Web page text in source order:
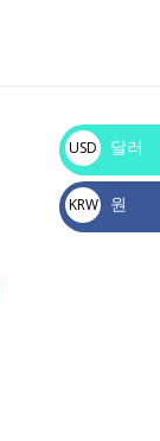
USD
$
달러
KRW
₩
원